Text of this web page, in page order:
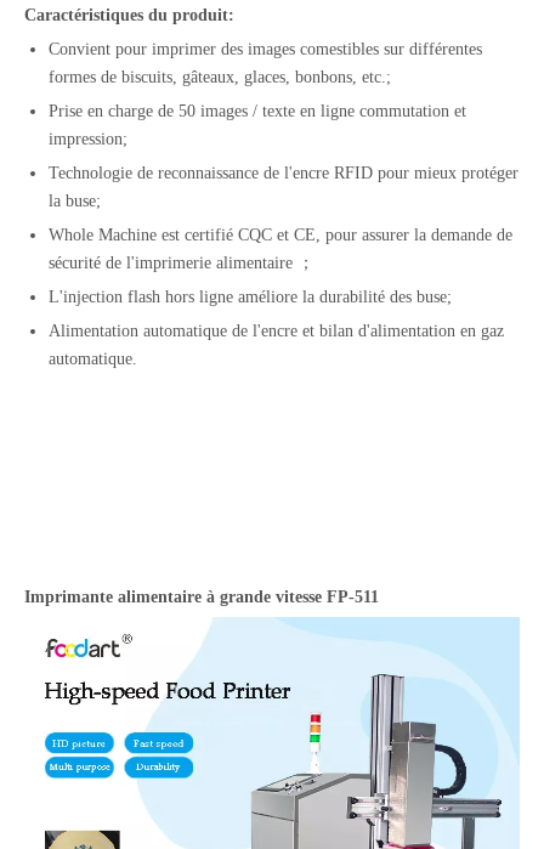
Caractéristiques du produit:
Convient pour imprimer des images comestibles sur différentes
formes de biscuits, gâteaux, glaces, bonbons, etc.;
Prise en charge de 50 images / texte en ligne commutation et
impression;
Technologie de reconnaissance de l'encre RFID pour mieux protéger
la buse;
Whole Machine est certifié CQC et CE, pour assurer la demande de
sécurité de l'imprimerie alimentaire ；
L'injection flash hors ligne améliore la durabilité des buse;
Alimentation automatique de l'encre et bilan d'alimentation en gaz
automatique.
Imprimante alimentaire à grande vitesse FP-511